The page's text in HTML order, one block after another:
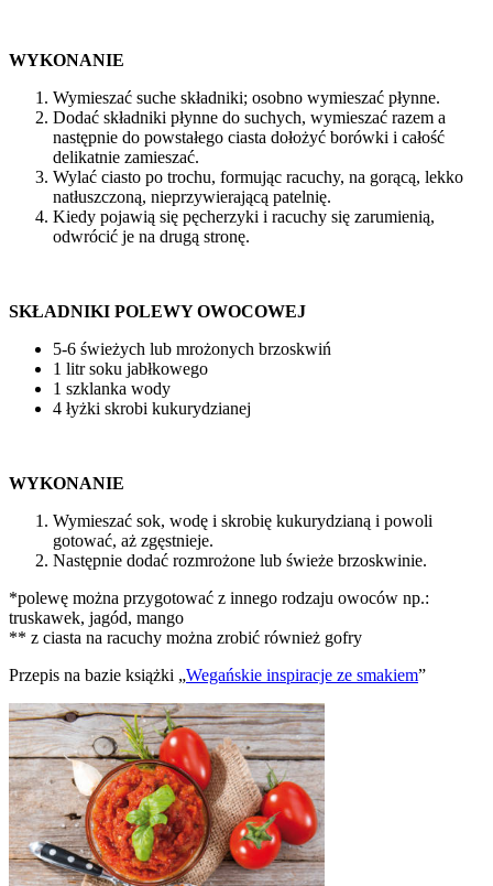
WYKONANIE
Wymieszać suche składniki; osobno wymieszać płynne.
Dodać składniki płynne do suchych, wymieszać razem a
następnie do powstałego ciasta dołożyć borówki i całość
delikatnie zamieszać.
Wylać ciasto po trochu, formując racuchy, na gorącą, lekko
natłuszczoną, nieprzywierającą patelnię.
Kiedy pojawią się pęcherzyki i racuchy się zarumienią,
odwrócić je na drugą stronę.
SKŁADNIKI POLEWY OWOCOWEJ
5-6 świeżych lub mrożonych brzoskwiń
1 litr soku jabłkowego
1 szklanka wody
4 łyżki skrobi kukurydzianej
WYKONANIE
Wymieszać sok, wodę i skrobię kukurydzianą i powoli
gotować, aż zgęstnieje.
Następnie dodać rozmrożone lub świeże brzoskwinie.
*polewę można przygotować z innego rodzaju owoców np.:
truskawek, jagód, mango
** z ciasta na racuchy można zrobić również gofry
Przepis na bazie książki „Wegańskie inspiracje ze smakiem”